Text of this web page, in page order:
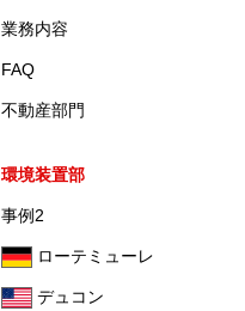
業務内容
FAQ
不動産部門
環境装置部
事例2
ローテミューレ
デュコン